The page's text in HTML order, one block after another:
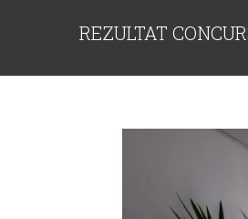
REZULTAT